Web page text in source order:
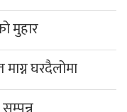
मुहार
घरदैलोमा